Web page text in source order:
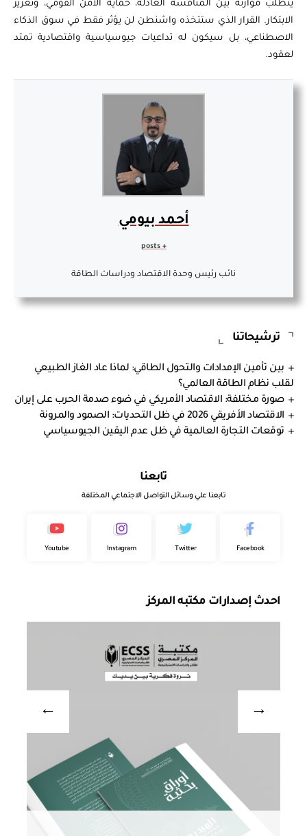
يتطلب موازنة بين المنافسة العادلة، حماية الأمن القومي، وتعزيز
الابتكار. القرار الذي ستتخذه واشنطن لن يؤثر فقط في سوق الذكاء
الاصطناعي، بل سيكون له تداعيات جيوسياسية واقتصادية تمتد
لعقود.
أحمد بيومي
نائب رئيس وحدة الاقتصاد ودراسات الطاقة
ترشيحاتنا
بين تأمين الإمدادات والتحول الطاقي: لماذا عاد الغاز الطبيعي
لقلب نظام الطاقة العالمي؟
صورة مختلفة: الاقتصاد الأمريكي في ضوء صدمة الحرب على إيران
الاقتصاد الأفريقي 2026 في ظل التحديات: الصمود والمرونة
توقعات التجارة العالمية في ظل عدم اليقين الجيوسياسي
تابعنا
تابعنا علي وسائل التواصل الاجتماعي المختلفة
Facebook
Twitter
Instagram
Youtube
احدث إصدارات مكتبه المركز